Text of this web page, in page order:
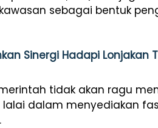
kawasan sebagai bentuk
Sinergi Hadapi Lonjakan
tidak akan ragu
lalai dalam menyediakan
.